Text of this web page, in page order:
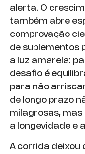
alerta. O
também abre
comprovação
de suplementos
a luz amarela:
desafio é
para não
de longo prazo
milagrosas, mas
a longevidade e
A corrida deixou